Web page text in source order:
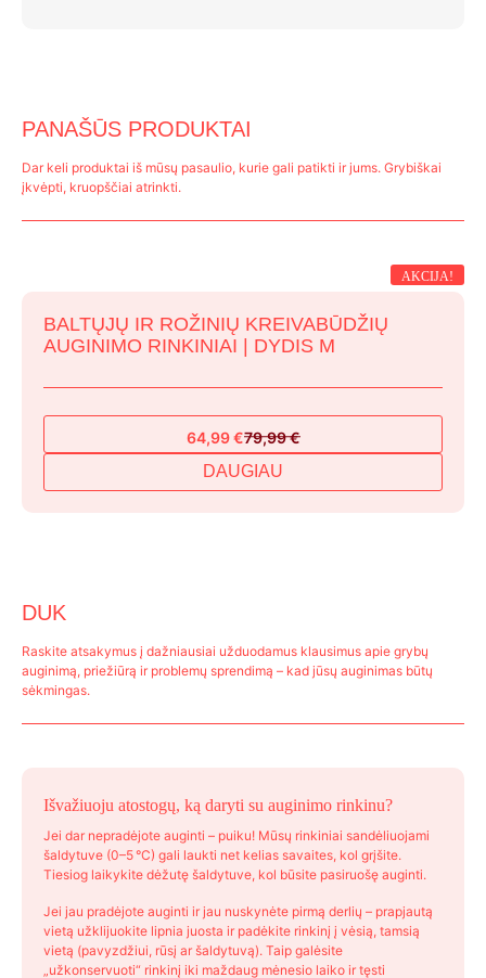
PANAŠŪS PRODUKTAI
Dar keli produktai iš mūsų pasaulio, kurie gali patikti ir jums. Grybiškai
įkvėpti, kruopščiai atrinkti.
AKCIJA!
BALTŲJŲ IR ROŽINIŲ KREIVABŪDŽIŲ
AUGINIMO RINKINIAI | DYDIS M
79,99€
Original
price
was:
64,99€
Current
price
is:
DAUGIAU
DUK
Raskite atsakymus į dažniausiai užduodamus klausimus apie grybų
auginimą, priežiūrą ir problemų sprendimą – kad jūsų auginimas būtų
sėkmingas.
Išvažiuoju atostogų, ką daryti su auginimo rinkinu?
Jei dar nepradėjote auginti – puiku! Mūsų rinkiniai sandėliuojami
šaldytuve (0–5 °C) gali laukti net kelias savaites, kol grįšite.
Tiesiog laikykite dėžutę šaldytuve, kol būsite pasiruošę auginti.
Jei jau pradėjote auginti ir jau nuskynėte pirmą derlių – prapjautą
vietą užklijuokite lipnia juosta ir padėkite rinkinį į vėsią, tamsią
vietą (pavyzdžiui, rūsį ar šaldytuvą). Taip galėsite
„užkonservuoti“ rinkinį iki maždaug mėnesio laiko ir tęsti